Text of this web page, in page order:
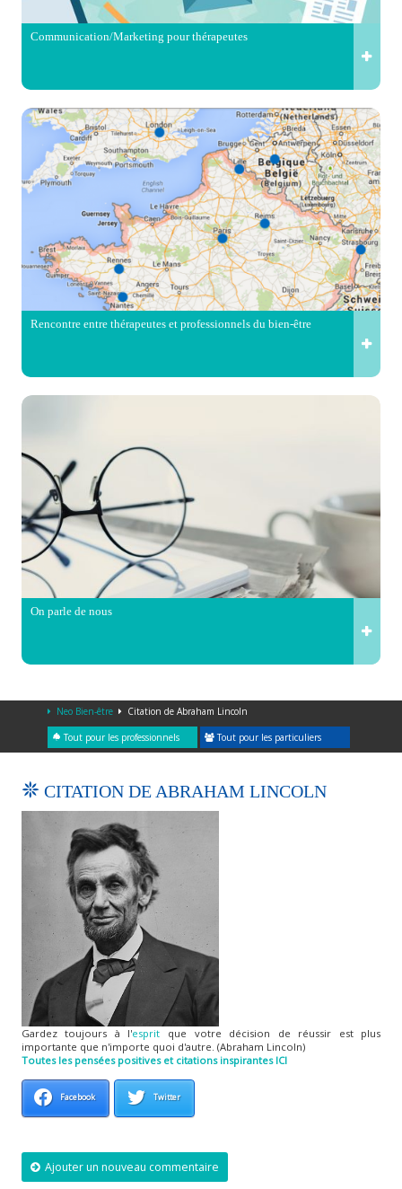
Communication/Marketing pour thérapeutes
Rencontre entre thérapeutes et professionnels du bien-être
On parle de nous
Neo Bien-être Citation de Abraham Lincoln
Tout pour les professionnels Tout pour les particuliers
CITATION DE ABRAHAM LINCOLN
Gardez toujours à l'esprit que votre décision de réussir est plus
importante que n'importe quoi d'autre. (Abraham Lincoln)
Toutes les pensées positives et citations inspirantes ICI
Facebook Twitter
Ajouter un nouveau commentaire